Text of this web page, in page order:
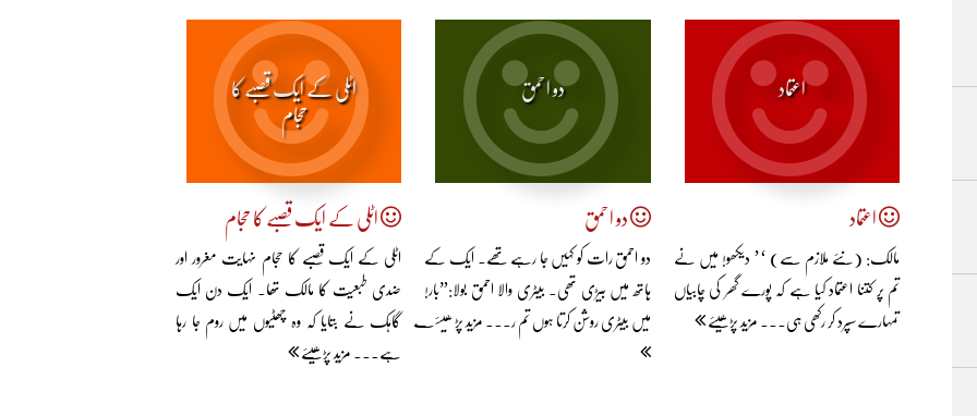
اعتماد
اعتماد
مالک: (نئے ملازم سے) ‘’ دیکھو! میں نے
تم پر کتنا اعتماد کیا ہے کہ پورے گھر کی چابیاں
تمہارے سپرد کر رکھی ہی... مزید پڑھیئے
دو احمق
دو احمق
دو احمق رات کو کہیں جا رہے تھے۔ ایک کے
ہاتھ میں بیڑی تھی۔ بیٹری والا احمق بولا:”بار!
میں بیٹری روشن کرتا ہوں تم ر... مزید پڑھیئے
اٹلی کے ایک قصبے کا
حجام
اٹلی کے ایک قصبے کا حجام
اٹلی کے ایک قصبے کا حجام نہایت مغرور اور
ضدی طبعیت کا مالک تھا۔ ایک دن ایک
گاہک نے بتایا کہ وہ چھٹیوں میں روم جا رہا
ہے... مزید پڑھیئے